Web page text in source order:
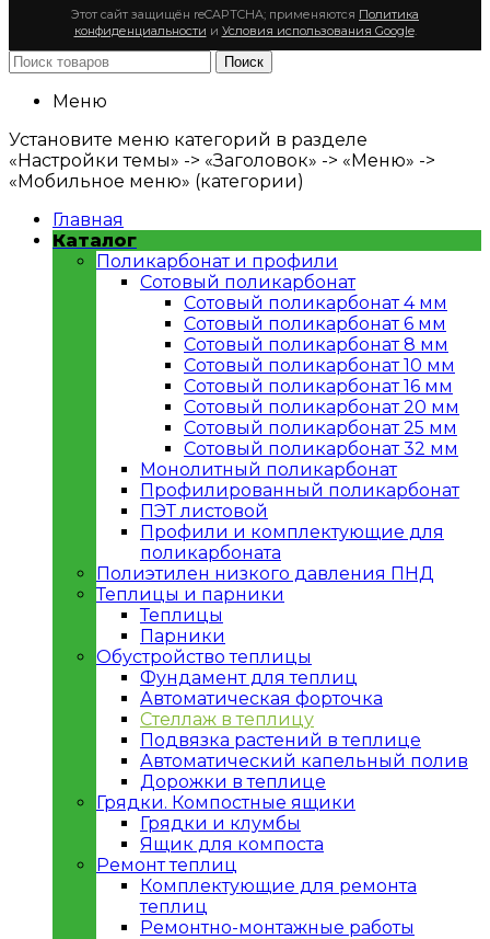
Этот сайт защищён reCAPTCHA; применяются Политика
конфиденциальности и Условия использования Google.
Поиск
Меню
Установите меню категорий в разделе
«Настройки темы» -> «Заголовок» -> «Меню» ->
«Мобильное меню» (категории)
Главная
Каталог
Поликарбонат и профили
Сотовый поликарбонат
Сотовый поликарбонат 4 мм
Сотовый поликарбонат 6 мм
Сотовый поликарбонат 8 мм
Сотовый поликарбонат 10 мм
Сотовый поликарбонат 16 мм
Сотовый поликарбонат 20 мм
Сотовый поликарбонат 25 мм
Сотовый поликарбонат 32 мм
Монолитный поликарбонат
Профилированный поликарбонат
ПЭТ листовой
Профили и комплектующие для
поликарбоната
Полиэтилен низкого давления ПНД
Теплицы и парники
Теплицы
Парники
Обустройство теплицы
Фундамент для теплиц
Автоматическая форточка
Стеллаж в теплицу
Подвязка растений в теплице
Автоматический капельный полив
Дорожки в теплице
Грядки. Компостные ящики
Грядки и клумбы
Ящик для компоста
Ремонт теплиц
Комплектующие для ремонта
теплиц
Ремонтно-монтажные работы